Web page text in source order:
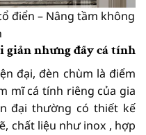
điển – Nâng tầm không
giản nhưng đầy cá tính
đại, đèn chùm là điểm
mĩ cá tính riêng của gia
đại thường có thiết kế
chất liệu như inox , hợp